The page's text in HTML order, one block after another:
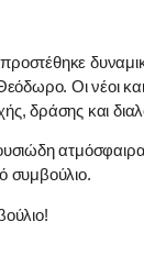
Οι νέοι
δράσης και
συμβούλιο.